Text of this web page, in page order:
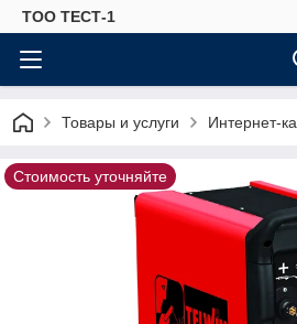
ТОО ТЕСТ-1
Товары и услуги Интернет-
Стоимость уточняйте